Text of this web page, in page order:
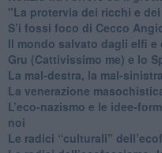
"La protervia dei ricchi e
S’i fossi foco di Cecco
​Il mondo salvato dagli elfi e
Gru (Cattivissimo me) e lo
​La mal-destra, la mal-
​La venerazione
​L’eco-nazismo e le idee-
noi
​Le radici “culturali”